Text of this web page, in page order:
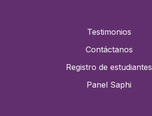
Testimonios
Contáctanos
Registro de estudiantes
Panel Saphi